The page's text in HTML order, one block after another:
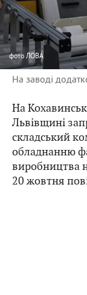
фото ЛОВА
На заводі
На
Львівщині
складський
обладнанню
виробництва
20 жовтня